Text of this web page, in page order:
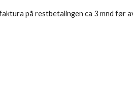
på restbetalingen ca 3 mnd før